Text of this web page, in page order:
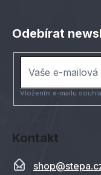
Kontakt
shop@
Odebírat
Vložením e-mailu